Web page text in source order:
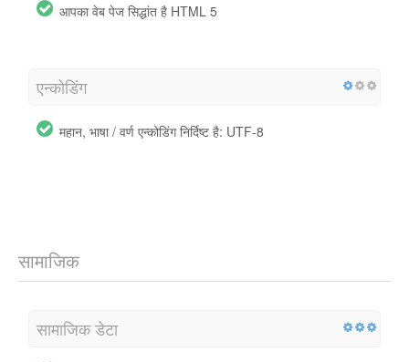
आपका वेब पेज सिद्धांत है HTML 5
एन्कोडिंग
महान, भाषा / वर्ण एन्कोडिंग निर्दिष्ट है: UTF-8
सामाजिक
सामाजिक डेटा